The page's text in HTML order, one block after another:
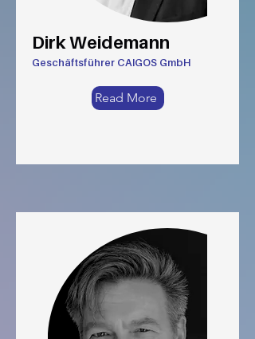
Dirk Weidemann
Geschäftsführer CAIGOS GmbH
Read More